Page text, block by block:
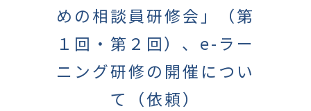
めの相談員研修会」（第
１回・第２回）、e-ラー
ニング研修の開催につい
て（依頼）